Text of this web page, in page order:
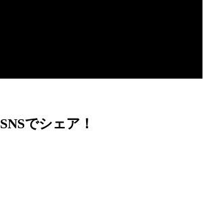
SNSでシェア！